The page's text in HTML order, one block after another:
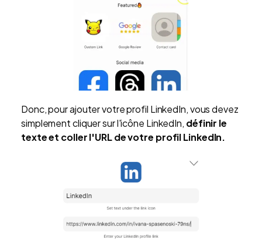
Donc, pour ajouter votre profil LinkedIn, vous devez
simplement cliquer sur l'icône LinkedIn, définir le
texte et coller l'URL de votre profil LinkedIn.